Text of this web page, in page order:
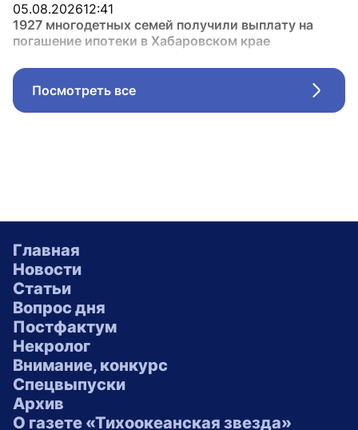
05.08.202612:41
1927 многодетных семей получили выплату на
погашение ипотеки в Хабаровском крае
Посмотреть все
Главная
Новости
Статьи
Вопрос дня
Постфактум
Некролог
Внимание, конкурс
Спецвыпуски
Архив
О газете «Тихоокеанская звезда»